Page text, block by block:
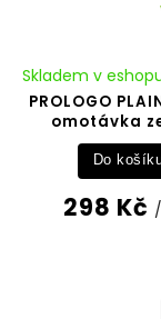
PROLOGO
omotávka
Skladem v
298 Kč
Do